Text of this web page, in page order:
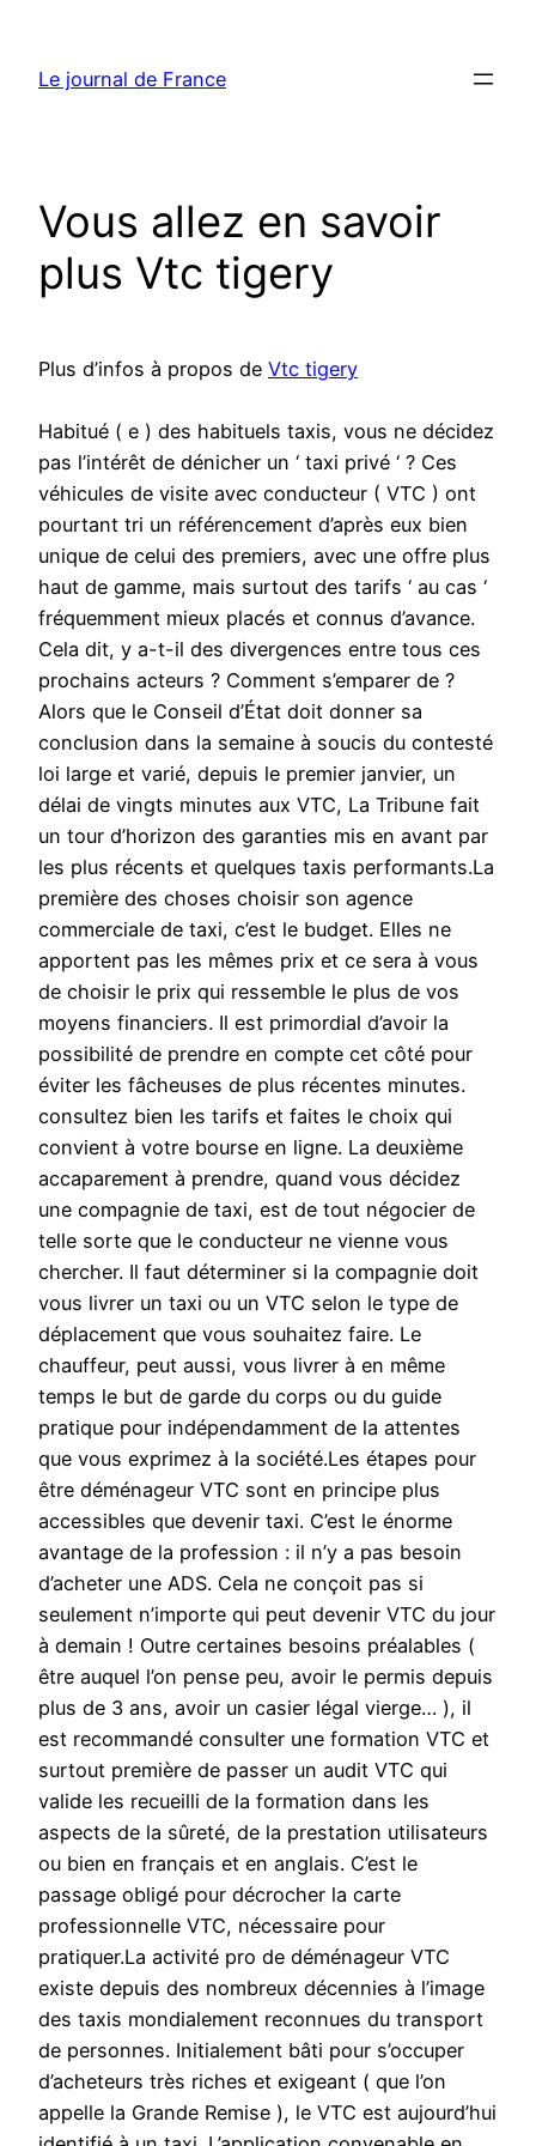
contenu
Le journal de France
Vous allez en savoir
plus Vtc tigery
Plus d’infos à propos de Vtc tigery
Habitué ( e ) des habituels taxis, vous ne décidez
pas l’intérêt de dénicher un ‘ taxi privé ‘ ? Ces
véhicules de visite avec conducteur ( VTC ) ont
pourtant tri un référencement d’après eux bien
unique de celui des premiers, avec une offre plus
haut de gamme, mais surtout des tarifs ‘ au cas ‘
fréquemment mieux placés et connus d’avance.
Cela dit, y a-t-il des divergences entre tous ces
prochains acteurs ? Comment s’emparer de ?
Alors que le Conseil d’État doit donner sa
conclusion dans la semaine à soucis du contesté
loi large et varié, depuis le premier janvier, un
délai de vingts minutes aux VTC, La Tribune fait
un tour d’horizon des garanties mis en avant par
les plus récents et quelques taxis performants.La
première des choses choisir son agence
commerciale de taxi, c’est le budget. Elles ne
apportent pas les mêmes prix et ce sera à vous
de choisir le prix qui ressemble le plus de vos
moyens financiers. Il est primordial d’avoir la
possibilité de prendre en compte cet côté pour
éviter les fâcheuses de plus récentes minutes.
consultez bien les tarifs et faites le choix qui
convient à votre bourse en ligne. La deuxième
accaparement à prendre, quand vous décidez
une compagnie de taxi, est de tout négocier de
telle sorte que le conducteur ne vienne vous
chercher. Il faut déterminer si la compagnie doit
vous livrer un taxi ou un VTC selon le type de
déplacement que vous souhaitez faire. Le
chauffeur, peut aussi, vous livrer à en même
temps le but de garde du corps ou du guide
pratique pour indépendamment de la attentes
que vous exprimez à la société.Les étapes pour
être déménageur VTC sont en principe plus
accessibles que devenir taxi. C’est le énorme
avantage de la profession : il n’y a pas besoin
d’acheter une ADS. Cela ne conçoit pas si
seulement n’importe qui peut devenir VTC du jour
à demain ! Outre certaines besoins préalables (
être auquel l’on pense peu, avoir le permis depuis
plus de 3 ans, avoir un casier légal vierge… ), il
est recommandé consulter une formation VTC et
surtout première de passer un audit VTC qui
valide les recueilli de la formation dans les
aspects de la sûreté, de la prestation utilisateurs
ou bien en français et en anglais. C’est le
passage obligé pour décrocher la carte
professionnelle VTC, nécessaire pour
pratiquer.La activité pro de déménageur VTC
existe depuis des nombreux décennies à l’image
des taxis mondialement reconnues du transport
de personnes. Initialement bâti pour s’occuper
d’acheteurs très riches et exigeant ( que l’on
appelle la Grande Remise ), le VTC est aujourd’hui